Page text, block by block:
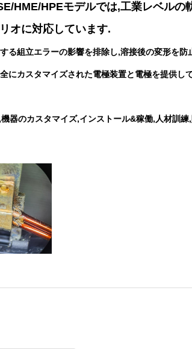
HME/HPEモデルでは,工業レベルの
オに対応しています.
る組立エラーの影響を排除し,溶接後の変形を防
にカスタマイズされた電極装置と電極を提供し
器のカスタマイズ,インストール&稼働,人材訓練